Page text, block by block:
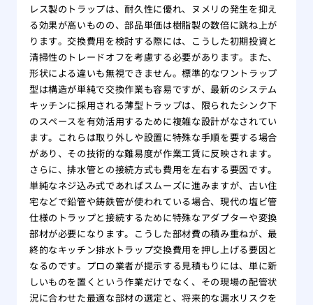
レス製のトラップは、耐久性に優れ、ヌメリの発生を抑え
る効果が高いものの、部品単価は樹脂製の数倍に跳ね上が
ります。交換費用を検討する際には、こうした初期投資と
清掃性のトレードオフを考慮する必要があります。また、
形状による違いも無視できません。標準的なワントラップ
型は構造が単純で交換作業も容易ですが、最新のシステム
キッチンに採用される薄型トラップは、限られたシンク下
のスペースを有効活用するために複雑な設計がなされてい
ます。これらは取り外しや設置に特殊な手順を要する場合
があり、その技術的な難易度が作業工賃に反映されます。
さらに、排水管との接続方式も費用を左右する要因です。
単純なネジ込み式であればスムーズに進みますが、古い住
宅などで鉛管や鋳鉄管が使われている場合、現代の塩ビ管
仕様のトラップと接続するために特殊なアダプターや変換
部材が必要になります。こうした部材費の積み重ねが、最
終的なキッチン排水トラップ交換費用を押し上げる要因と
なるのです。プロの業者が提示する見積もりには、単に新
しいものを置くという作業だけでなく、その現場の配管状
況に合わせた最適な部材の選定と、将来的な漏水リスクを